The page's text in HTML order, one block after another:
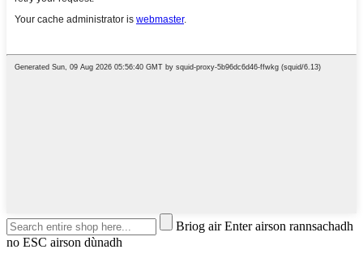
Briog air Enter airson rannsachadh
no ESC airson dùnadh